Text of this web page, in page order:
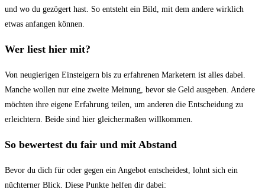
und wo du gezögert hast. So entsteht ein Bild, mit dem andere wirklich
etwas anfangen können.
Wer liest hier mit?
Von neugierigen Einsteigern bis zu erfahrenen Marketern ist alles dabei.
Manche wollen nur eine zweite Meinung, bevor sie Geld ausgeben. Andere
möchten ihre eigene Erfahrung teilen, um anderen die Entscheidung zu
erleichtern. Beide sind hier gleichermaßen willkommen.
So bewertest du fair und mit Abstand
Bevor du dich für oder gegen ein Angebot entscheidest, lohnt sich ein
nüchterner Blick. Diese Punkte helfen dir dabei: